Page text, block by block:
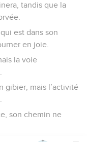
tandis que la
est dans son
en joie.
la voie
gibier, mais l’activité
son chemin ne